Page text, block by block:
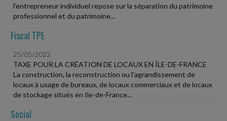
l'entrepreneur individuel repose sur la séparation du patrimoine
professionnel et du patrimoine...
Fiscal TPE
25/05/2022
TAXE POUR LA CRÉATION DE LOCAUX EN ÎLE-DE-FRANCE
La construction, la reconstruction ou l'agrandissement de
locaux à usage de bureaux, de locaux commerciaux et de locaux
de stockage situés en Ile-de-France...
Social